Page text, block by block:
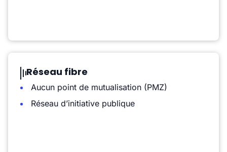
Réseau fibre
Aucun point de mutualisation (PMZ)
Réseau d’initiative publique